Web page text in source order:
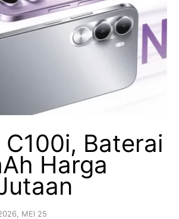
C100i, Baterai
Harga
MEI 25